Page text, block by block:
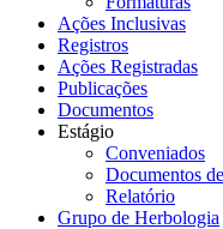
Ações Inclusivas
Registros
Ações Registradas
Publicações
Documentos
Estágio
Conveniados
Documentos
Relatório
Grupo de Herbologia